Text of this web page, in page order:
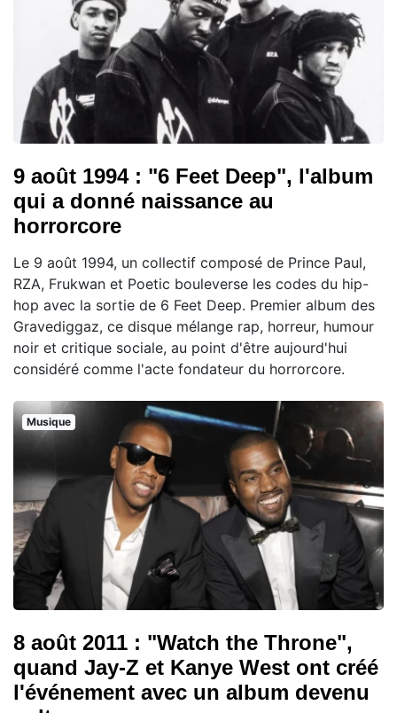
9 août 1994 : "6 Feet Deep", l'album
qui a donné naissance au
horrorcore
Le 9 août 1994, un collectif composé de Prince Paul,
RZA, Frukwan et Poetic bouleverse les codes du hip-
hop avec la sortie de 6 Feet Deep. Premier album des
Gravediggaz, ce disque mélange rap, horreur, humour
noir et critique sociale, au point d'être aujourd'hui
considéré comme l'acte fondateur du horrorcore.
Musique
8 août 2011 : "Watch the Throne",
quand Jay-Z et Kanye West ont créé
l'événement avec un album devenu